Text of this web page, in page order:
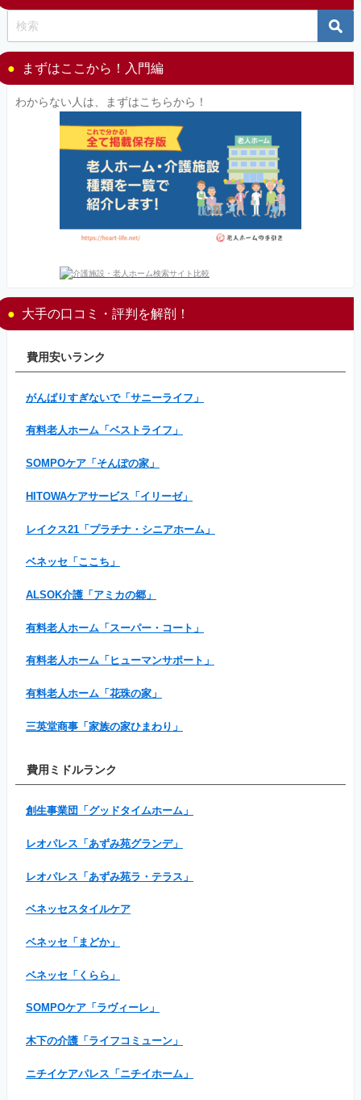
まずはここから！入門編
わからない人は、まずはこちらから！
大手の口コミ・評判を解剖！
費用安いランク
がんばりすぎないで「サニーライフ」
有料老人ホーム「ベストライフ」
SOMPOケア「そんぽの家」
HITOWAケアサービス「イリーゼ」
レイクス21「プラチナ・シニアホーム」
ベネッセ「ここち」
ALSOK介護「アミカの郷」
有料老人ホーム「スーパー・コート」
有料老人ホーム「ヒューマンサポート」
有料老人ホーム「花珠の家」
三英堂商事「家族の家ひまわり」
費用ミドルランク
創生事業団「グッドタイムホーム」
レオパレス「あずみ苑グランデ」
レオパレス「あずみ苑ラ・テラス」
ベネッセスタイルケア
ベネッセ「まどか」
ベネッセ「くらら」
SOMPOケア「ラヴィーレ」
木下の介護「ライフコミューン」
ニチイケアパレス「ニチイホーム」